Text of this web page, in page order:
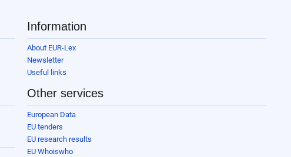
Information
About EUR-Lex
Newsletter
Useful links
Other services
European Data
EU tenders
EU research results
EU Whoiswho